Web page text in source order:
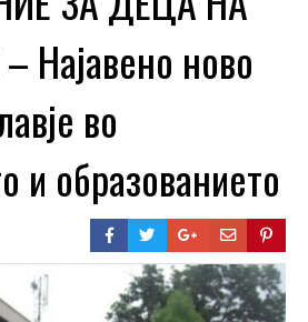
Најавено ново
во
и образованието